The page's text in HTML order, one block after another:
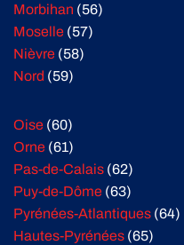
Morbihan (56)
Moselle (57)
Nièvre (58)
Nord (59)
Oise (60)
Orne (61)
Pas-de-Calais (62)
Puy-de-Dôme (63)
Pyrénées-Atlantiques (64)
Hautes-Pyrénées (65)